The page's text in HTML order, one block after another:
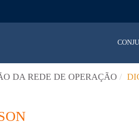
DA REDE DE OPERAÇÃO